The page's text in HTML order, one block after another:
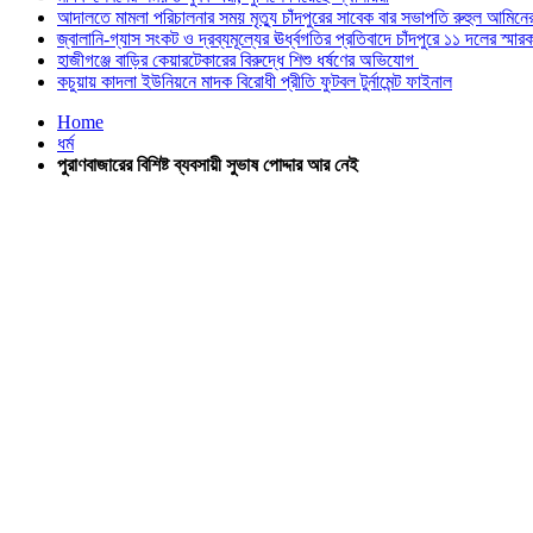
আদালতে মামলা পরিচালনার সময় মৃত্যু চাঁদপুরের সাবেক বার সভাপতি রুহুল
জ্বালানি-গ্যাস সংকট ও দ্রব্যমূল্যের ঊর্ধ্বগতির প্রতিবাদে চাঁদপুরে ১১ দলের
হাজীগঞ্জে বাড়ির কেয়ারটেকারের বিরুদ্ধে শিশু ধর্ষণের অভিযোগ
কচুয়ায় কাদলা ইউনিয়নে মাদক বিরোধী প্রীতি ফুটবল টুর্নামেন্ট ফাইনাল
Home
ধর্ম
পুরাণবাজারের বিশিষ্ট ব্যবসায়ী সুভাষ পোদ্দার আর নেই